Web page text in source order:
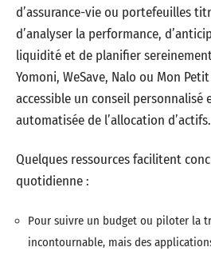
d’assurance-vie ou portefeuilles
d’analyser la performance,
liquidité et de planifier
Yomoni, WeSave, Nalo ou Mon
accessible un conseil personnalisé
automatisée de l’allocation d’actifs.
Quelques ressources facilitent
quotidienne :
Pour suivre un budget ou piloter la
incontournable, mais des